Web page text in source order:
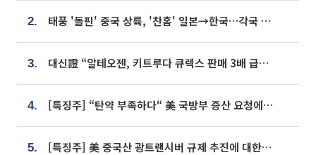
2. 태풍 '돌핀' 중국 상륙, '찬홈' 일본→한국…각국 기상청 예상 경로는?
3. 대신證 “알테오젠, 키트루다 큐렉스 판매 3배 급증…목표가 41만원 상향”
4. [특징주] “탄약 부족하다“ 美 국방부 증산 요청에⋯국내 방산주 급등세
5. [특징주] 美 중국산 광트랜시버 규제 추진에 대한광통신 등 광통신株 강세